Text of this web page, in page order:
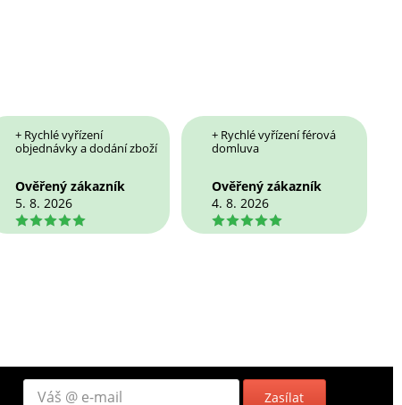
+ Rychlé vyřízení
objednávky a dodání zboží
Ověřený zákazník
5. 8. 2026
5
+ Rychlé vyřízení férová
domluva
Ověřený zákazník
4. 8. 2026
5
Zasílat